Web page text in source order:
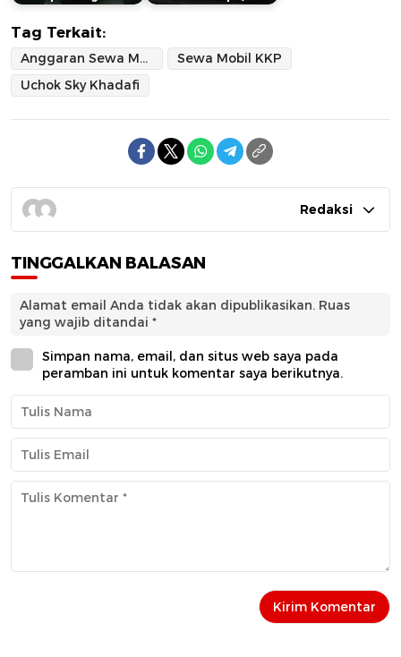
Tag Terkait:
Anggaran Sewa Mobil Disorot
Sewa Mobil KKP
Uchok Sky Khadafi
Redaksi
TINGGALKAN BALASAN
Alamat email Anda tidak akan dipublikasikan. Ruas
yang wajib ditandai *
Simpan nama, email, dan situs web saya pada
peramban ini untuk komentar saya berikutnya.